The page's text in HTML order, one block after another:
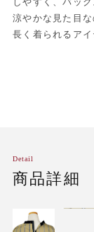
涼やかな見た目
長く着られるアイ
商品詳細
Detail